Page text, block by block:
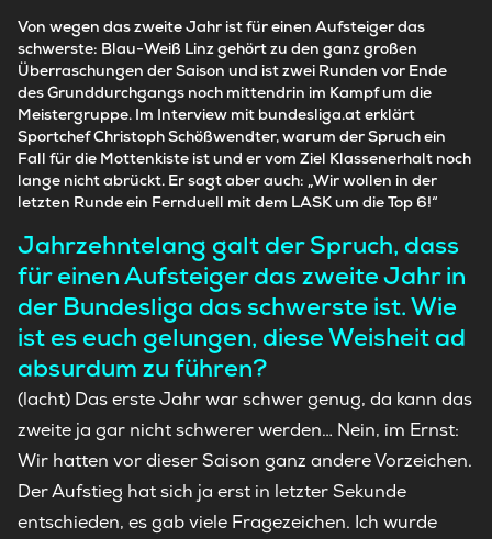
Von wegen das zweite Jahr ist für einen Aufsteiger das
schwerste: Blau-Weiß Linz gehört zu den ganz großen
Überraschungen der Saison und ist zwei Runden vor Ende
des Grunddurchgangs noch mittendrin im Kampf um die
Meistergruppe. Im Interview mit bundesliga.at erklärt
Sportchef Christoph Schößwendter, warum der Spruch ein
Fall für die Mottenkiste ist und er vom Ziel Klassenerhalt noch
lange nicht abrückt. Er sagt aber auch: „Wir wollen in der
letzten Runde ein Fernduell mit dem LASK um die Top 6!“
Jahrzehntelang galt der Spruch, dass
für einen Aufsteiger das zweite Jahr in
der Bundesliga das schwerste ist. Wie
ist es euch gelungen, diese Weisheit ad
absurdum zu führen?
(lacht) Das erste Jahr war schwer genug, da kann das
zweite ja gar nicht schwerer werden… Nein, im Ernst:
Wir hatten vor dieser Saison ganz andere Vorzeichen.
Der Aufstieg hat sich ja erst in letzter Sekunde
entschieden, es gab viele Fragezeichen. Ich wurde